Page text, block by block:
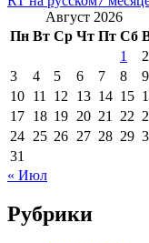
Август 2026
Пн Вт Ср Чт Пт Сб
1
2
3
4 5 6 7 8
9
10 11 12 13 14 15
17 18 19 20 21 22
24 25 26 27 28 29
31
« Июл
Рубрики